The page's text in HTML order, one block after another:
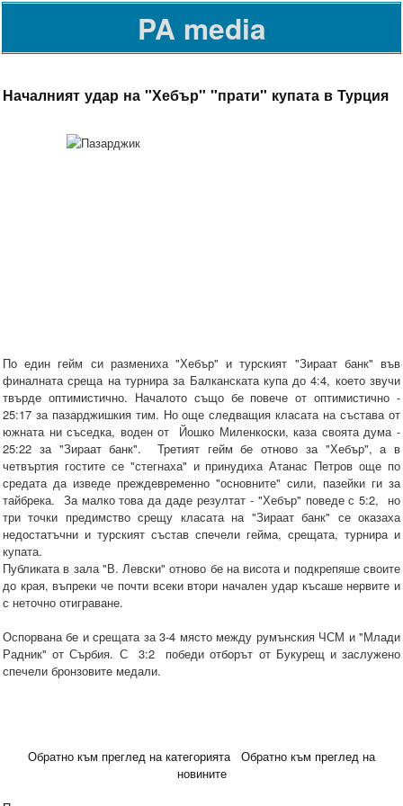
PA media
Началният удар на "Хебър" "прати" купата в Турция
По един гейм си размениха "Хебър" и турският "Зираат банк" във
финалната среща на турнира за Балканската купа до 4:4, което звучи
твърде оптимистично. Началото също бе повече от оптимистично -
25:17 за пазарджишкия тим. Но още следващия класата на състава от
южната ни съседка, воден от Йошко Миленкоски, каза своята дума -
25:22 за "Зираат банк". Третият гейм бе отново за "Хебър", а в
четвъртия гостите се "стегнаха" и принудиха Атанас Петров още по
средата да изведе преждевременно "основните" сили, пазейки ги за
тайбрека. За малко това да даде резултат - "Хебър" поведе с 5:2, но
три точки предимство срещу класата на "Зираат банк" се оказаха
недостатъчни и турският състав спечели гейма, срещата, турнира и
купата.
Публиката в зала "В. Левски" отново бе на висота и подкрепяше своите
до края, въпреки че почти всеки втори начален удар късаше нервите и
с неточно отиграване.
Оспорвана бе и срещата за 3-4 място между румънския ЧСМ и "Млади
Радник" от Сърбия. С 3:2 победи отборът от Букурещ и заслужено
спечели бронзовите медали.
Обратно към преглед на категорията
Обратно към преглед на
новините